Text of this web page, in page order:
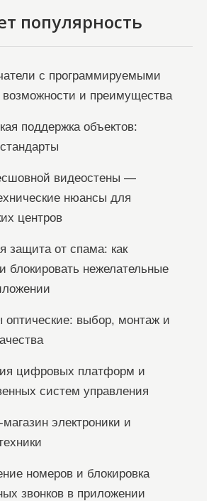
популярность
с программируемыми
и преимущества
поддержка объектов:
видеостены —
нюансы для
центров
защита от спама: как
блокировать нежелательные
оптические: выбор, монтаж и
цифровых платформ и
систем управления
магазин электроники и
номеров и блокировка
звонков в приложении